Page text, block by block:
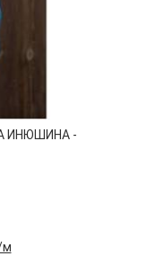
ИНЮШИНА -
м